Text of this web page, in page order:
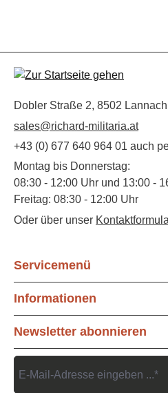
Dobler Straße 2, 8502 Lannach
sales@richard-militaria.at
+43 (0) 677 640 964 01 auch
Montag bis Donnerstag:
08:30 - 12:00 Uhr und 13:00 -
Freitag: 08:30 - 12:00 Uhr
Oder über unser
Servicemenü
Informationen
Newsletter abonnieren